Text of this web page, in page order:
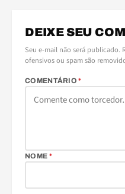
DEIXE SEU
Seu e-mail não será publicado.
ofensivos ou spam são
COMENTÁRIO*
NOME *